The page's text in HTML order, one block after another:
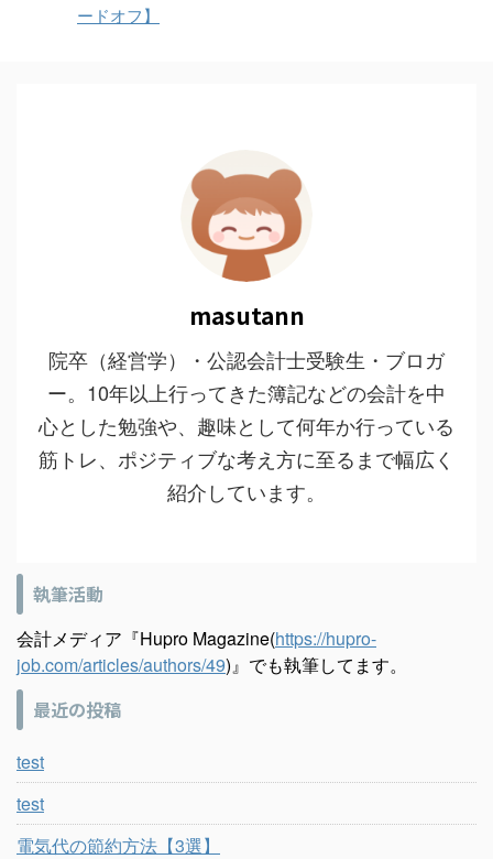
ードオフ】
masutann
院卒（経営学）・公認会計士受験生・ブロガ
ー。10年以上行ってきた簿記などの会計を中
心とした勉強や、趣味として何年か行っている
筋トレ、ポジティブな考え方に至るまで幅広く
紹介しています。
執筆活動
会計メディア『Hupro Magazine(https://hupro-
job.com/articles/authors/49)』でも執筆してます。
最近の投稿
test
test
電気代の節約方法【3選】